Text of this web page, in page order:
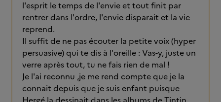
l'esprit le temps de l'envie et tout finit par
rentrer dans l'ordre, l'envie disparait et la vie
reprend.
Il suffit de ne pas écouter la petite voix (hyper
persuasive) qui te dis à l'oreille : Vas-y, juste un
verre après tout, tu ne fais rien de mal !
Je l'ai reconnu ,je me rend compte que je la
connait depuis que je suis enfant puisque